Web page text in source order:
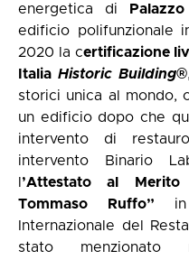
energetica di
edificio polifunzionale
2020 la certificazione
Italia Historic Building®
storici unica al mondo,
un edificio dopo che
intervento di
intervento Binario
l’Attestato al Merito
Tommaso Ruffo” in
Internazionale del
stato